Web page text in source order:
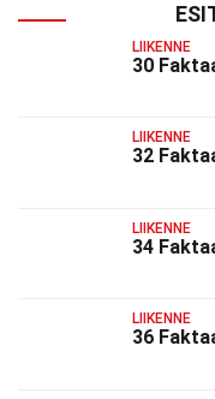
LIIKENNE
30
LIIKENNE
32
LIIKENNE
34
LIIKENNE
36